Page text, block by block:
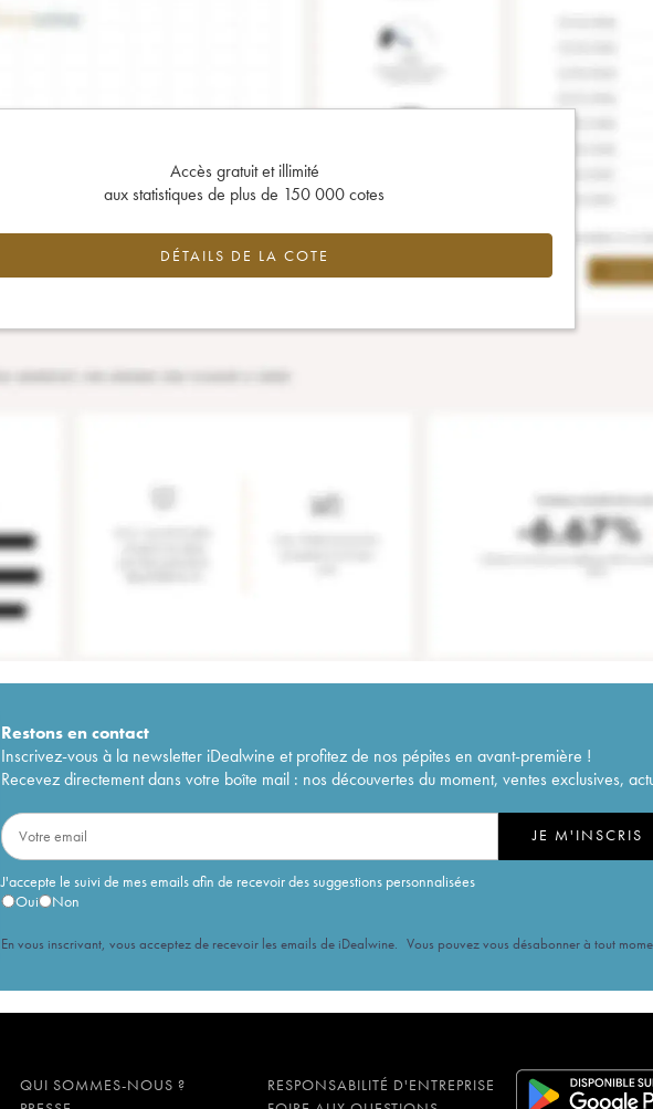
Accès gratuit et illimité
aux statistiques de plus de 150 000 cotes
DÉTAILS DE LA COTE
Restons encontact
Inscrivez-vous à la newsletter iDealwine et profitez de nos pépites en avant-première !
Recevez directement dans votre boîte mail : nos découvertes du moment, ventes exclusives,
J'accepte le suivi de mes emails afin de recevoir des suggestions personnalisées
Oui
Non
JE M'INSCRIS
En vous inscrivant, vous acceptez de recevoir les emails de iDealwine. Vous pouvez vous désabonner à tout
QUI SOMMES-NOUS ?
RESPONSABILITÉ D'ENTREPRISE